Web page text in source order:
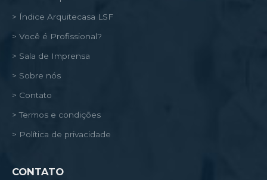
> Índice Arquitecasa LSF
> Você é Profissional?
> Sala de Imprensa
> Sobre nós
> Contato
> Termos e condições
> Política de privacidade
CONTATO